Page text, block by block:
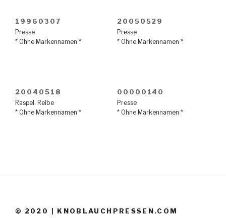
19960307
Presse
* Ohne Markennamen *
20050529
Presse
* Ohne Markennamen *
20040518
Raspel , Reibe
* Ohne Markennamen *
00000140
Presse
* Ohne Markennamen *
© 2020 | KNOBLAUCHPRESSEN.COM